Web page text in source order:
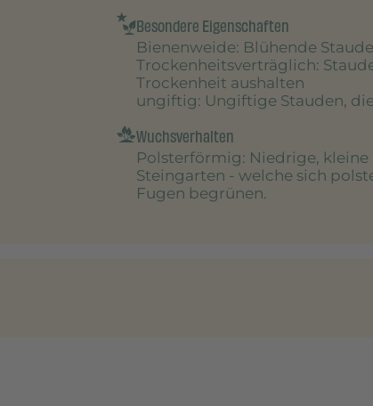
Besondere Eigenschaften
Bienenweide: Blühende
Trockenheitsverträglich:
Trockenheit aushalten
ungiftig: Ungiftige Stauden,
Wuchsverhalten
Polsterförmig: Niedrige,
Steingarten - welche sich
Fugen begrünen.